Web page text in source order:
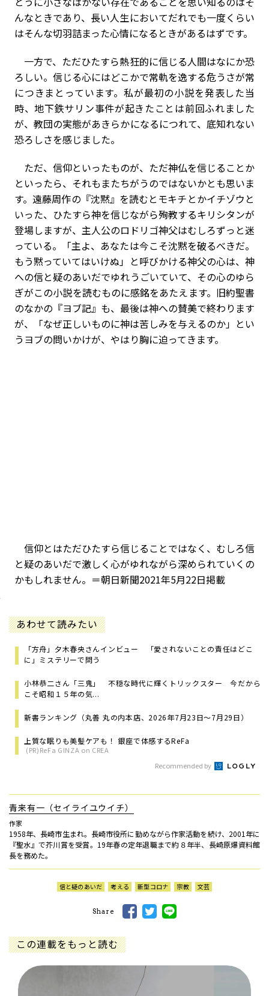
んなときであり、長い人生においてだれでも一度くらい
はそんな切羽詰まった心情になるときがあるはずです。
一方で、ただひたすら熱狂的に信じる人間はなにか恐
ろしい。信じる心にはどこかで常軌を逸する危うさが常
につきまとっています。私が最初の小説を発表した当
時、地下鉄サリン事件が起きたことは前回ふれました
が、教団の実態があきらかになるにつれて、底知れない
恐ろしさを感じました。
ただ、信仰といったものが、ただ神仏を信じることか
といったら、それもまたちがうのではないかとも思いま
す。遠藤周作の『沈黙』を読むとモキチとかイチゾウと
いった、ひたすら神を信じながら殉教するキリシタンが
登場しますが、主人公のロドリゴ神父はむしろずっと迷
っている。「主よ、あなたは今こそ沈黙を破るべきだ。
もう黙っていてはいけぬ」と呼びかける神父の心は、神
への信と疑のあいだでゆれうごいていて、その心のゆら
ぎがこの小説を読むものに感銘をあたえます。旧約聖書
のなかの『ヨブ記』も、最後は神への賛美で終わります
が、「なぜ正しいものに神は苦しみを与えるのか」とい
うヨブの問いかけが、やはり胸に迫ってきます。
信仰とはただひたすら信じることではなく、むしろ信
と疑のあいだで激しく心がゆれながら深められていくの
かもしれません。＝朝日新聞2021年5月22日掲載
あわせて読みたい
「方舟」夕木春央さんインビュー 「愛されないことの責任はどこ
に」ミステリーで問う
小林恭二さん「三鬼」 不穏な時代に輝くトリックスター 今だから
こそ昭和１５年の気...
新書ランキング（丸善 丸の内本店、2026年7月23日～7月29日）
上質な眠りも美髪ケアも！ 銀座で体感するReFa
(PR)ReFa GINZA on CREA
Recommended by
青来有一（セイライユウイチ）
作家
1958年、長崎市生まれ。長崎市役所に勤めながら作家活動を続け、2001年に
『聖水』で芥川賞を受賞。19年春の定年退職まで約８年半、長崎原爆資料館
長を務めた。
信と疑のあいだ 考える 新型コロナ 宗教 文芸
Share
この連載をもっと読む